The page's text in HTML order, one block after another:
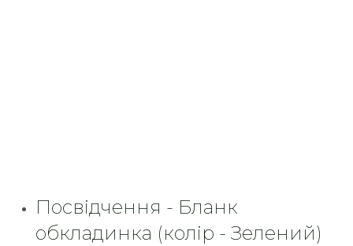
Посвідчення - Бланк
обкладинка (колір - Зелений)